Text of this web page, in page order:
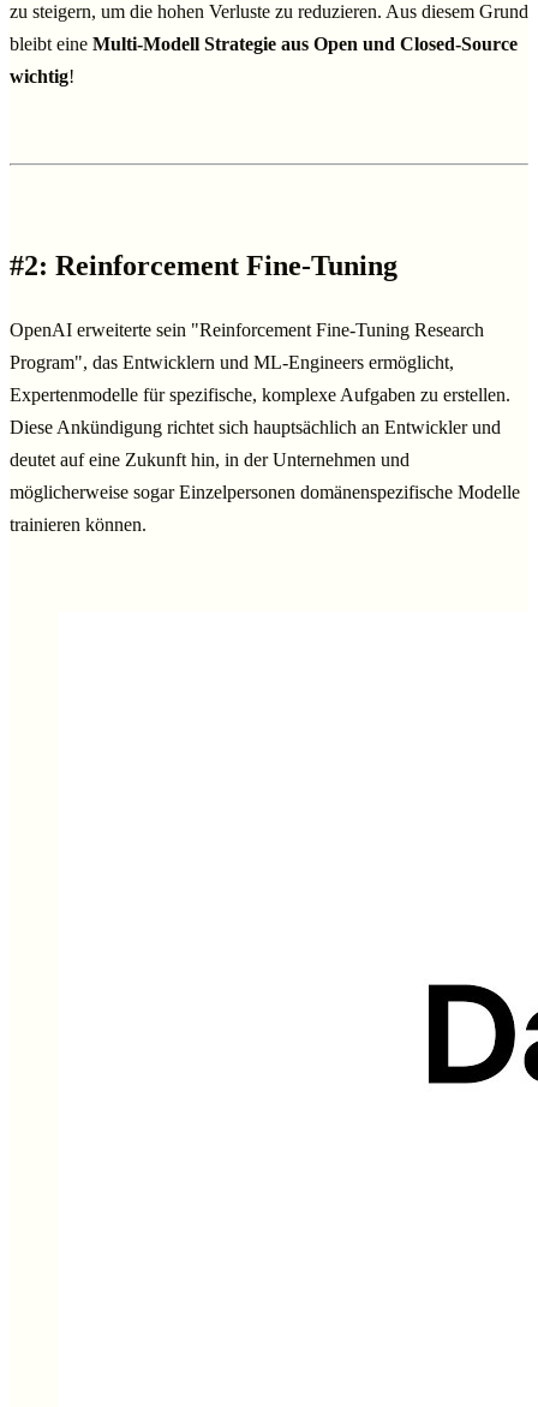
zu steigern, um die hohen Verluste zu reduzieren. Aus diesem Grund
bleibt eine Multi-Modell Strategie aus Open und Closed-Source
wichtig!
#2: Reinforcement Fine-Tuning
OpenAI erweiterte sein "Reinforcement Fine-Tuning Research
Program", das Entwicklern und ML-Engineers ermöglicht,
Expertenmodelle für spezifische, komplexe Aufgaben zu erstellen.
Diese Ankündigung richtet sich hauptsächlich an Entwickler und
deutet auf eine Zukunft hin, in der Unternehmen und
möglicherweise sogar Einzelpersonen domänenspezifische Modelle
trainieren können.